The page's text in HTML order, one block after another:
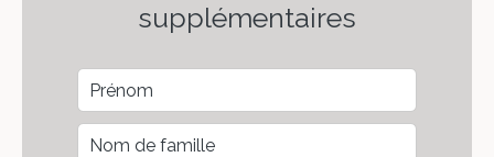
supplémentaires